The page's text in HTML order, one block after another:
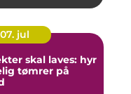
07. jul
skal laves: hyr
tømrer på